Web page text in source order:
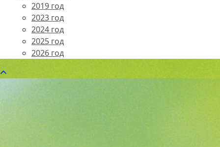
2019 год
2023 год
2024 год
2025 год
2026 год